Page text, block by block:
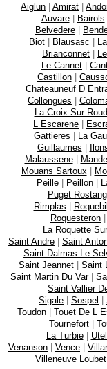
Aiglun | Amirat |
Auvare| Bairols
Belvedere |
Biot| Blausasc |
Brianconnet |
Le Cannet |
Castillon|
Chateauneuf D
Collongues |
La Croix Sur
L Escarene |
Gattieres | La
Guillaumes |
Malaussene|
Mouans Sartoux |
Peille| Peillon|
Puget Rostang
Rimplas |
Roquesteron |
La Roquette
Saint Andre | Saint
Saint Dalmas Le
Saint Jeannet| Saint
Saint Martin Du Var|
Saint Vallier
Sigale | Sospel |
Toudon| Touet De L
Tournefort |
La Turbie|
Venanson | Vence |
Villeneuve Loubet